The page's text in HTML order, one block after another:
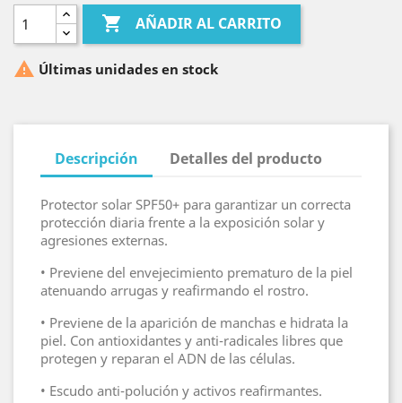
 AÑADIR AL CARRITO
 Últimas unidades en stock
Descripción Detalles del producto
Protector solar SPF50+ para garantizar un correcta
protección diaria frente a la exposición solar y
agresiones externas.
• Previene del envejecimiento prematuro de la piel
atenuando arrugas y reafirmando el rostro.
• Previene de la aparición de manchas e hidrata la
piel. Con antioxidantes y anti-radicales libres que
protegen y reparan el ADN de las células.
• Escudo anti-polución y activos reafirmantes.